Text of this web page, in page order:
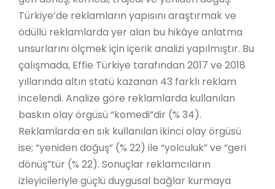
Türkiye’de reklamların yapısını araştırmak ve
ödüllü reklamlarda yer alan bu hikâye anlatma
unsurlarını ölçmek için içerik analizi yapılmıştır. Bu
çalışmada, Effie Türkiye tarafından 2017 ve 2018
yıllarında altın statü kazanan 43 farklı reklam
incelendi. Analize göre reklamlarda kullanılan
baskın olay örgüsü “komedi”dir (% 34).
Reklamlarda en sık kullanılan ikinci olay örgüsü
ise; “yeniden doğuş” (% 22) ile “yolculuk” ve “geri
dönüş”tür (% 22). Sonuçlar reklamcıların
izleyicileriyle güçlü duygusal bağlar kurmaya